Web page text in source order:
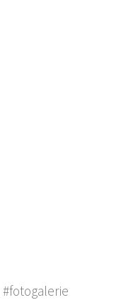
#fotogalerie